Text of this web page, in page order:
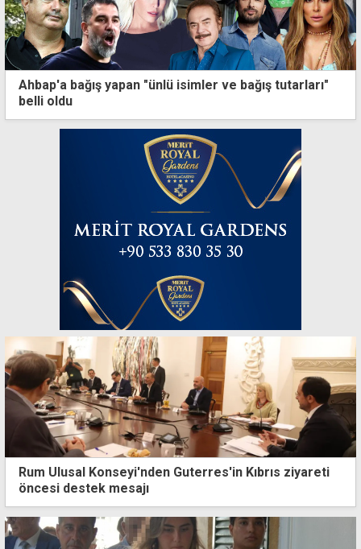
Ahbap'a bağış yapan "ünlü isimler ve bağış tutarları"
belli oldu
Rum Ulusal Konseyi'nden Guterres'in Kıbrıs ziyareti
öncesi destek mesajı